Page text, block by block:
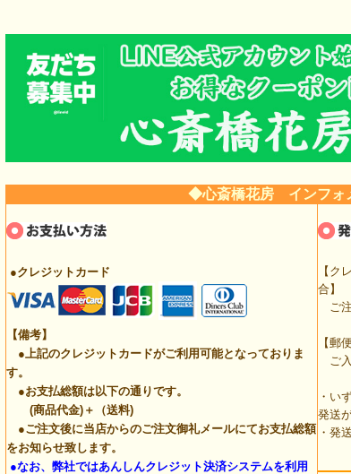
◆心斎橋花房 インフォ
●クレジットカード
【備考】
●上記のクレジットカードがご利用可能となっておりま
す。
●お支払総額は以下の通りです。
(商品代金)＋（送料)
●ご注文後に当店からのご注文御礼メールにてお支払総額
をお知らせ致します。
●なお、弊社ではあんしんクレジット決済システムを利用
【ク
合】
ご注
【郵
ご入
・い
発送
・発